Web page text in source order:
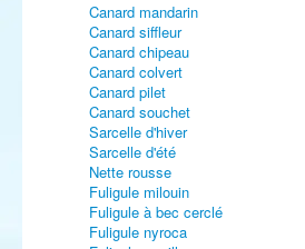
Canard mandarin
Canard siffleur
Canard chipeau
Canard colvert
Canard pilet
Canard souchet
Sarcelle d'hiver
Sarcelle d'été
Nette rousse
Fuligule milouin
Fuligule à bec cerclé
Fuligule nyroca